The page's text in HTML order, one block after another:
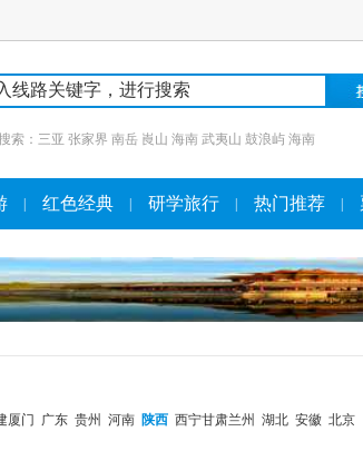
索： 三亚 张家界 南岳 崀山 海南 武夷山 鼓浪屿 海南
红色经典 研学旅行 热门推荐
厦门 广东 贵州 河南 陕西 西宁甘肃兰州 湖北 安徽 北京